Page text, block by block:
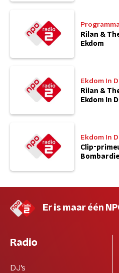
Rilan &
Ekdom
Ekdom In
Rilan &
Ekdom In
Ekdom In
Clip-
Er is maar één
Radio
DJ’s